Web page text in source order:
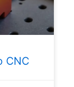
CNC